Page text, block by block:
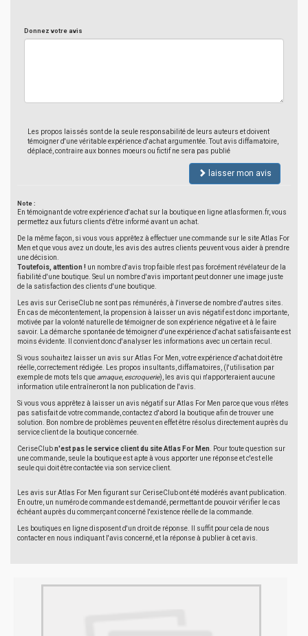
Donnez votre avis
Les propos laissés sont de la seule responsabilité de leurs auteurs et doivent
témoigner d'une véritable expérience d'achat argumentée. Tout avis diffamatoire,
déplacé, contraire aux bonnes moeurs ou fictif ne sera pas publié
laisser mon avis
Note :
En témoignant de votre expérience d'achat sur la boutique en ligne atlasformen.fr, vous
permettez aux futurs clients d'être informé avant un achat.
De la même façon, si vous vous apprêtez à effectuer une commande sur le site Atlas For
Men et que vous avez un doute, les avis des autres clients peuvent vous aider à prendre
une décision.
Toutefois, attention ! un nombre d'avis trop faible n'est pas forcément révélateur de la
fiabilité d'une boutique. Seul un nombre d'avis important peut donner une image juste
de la satisfaction des clients d'une boutique.
Les avis sur CeriseClub ne sont pas rémunérés, à l'inverse de nombre d'autres sites.
En cas de mécontentement, la propension à laisser un avis négatif est donc importante,
motivée par la volonté naturelle de témoigner de son expérience négative et à le faire
savoir. La démarche spontanée de témoigner d'une expérience d'achat satisfaisante est
moins évidente. Il convient donc d'analyser les informations avec un certain recul.
Si vous souhaitez laisser un avis sur Atlas For Men, votre expérience d'achat doit être
réelle, correctement rédigée. Les propos insultants, diffamatoires, (l'utilisation par
exemple de mots tels que arnaque, escroquerie), les avis qui n'apporteraient aucune
information utile entraîneront la non publication de l'avis.
Si vous vous apprêtez à laisser un avis négatif sur Atlas For Men parce que vous n'êtes
pas satisfait de votre commande, contactez d'abord la boutique afin de trouver une
solution. Bon nombre de problèmes peuvent en effet être résolus directement auprès du
service client de la boutique concernée.
CeriseClubn'est pas le service client du site Atlas For Men . Pour toute question sur
une commande, seule la boutique est apte à vous apporter une réponse et c'est elle
seule qui doit être contactée via son service client.
Les avis sur Atlas For Men figurant sur CeriseClub ont été modérés avant publication.
En outre, un numéro de commande est demandé, permettant de pouvoir vérifier le cas
échéant auprès du commerçant concerné l'existence réelle de la commande.
Les boutiques en ligne disposent d'un droit de réponse. Il suffit pour cela de nous
contacter en nous indiquant l'avis concerné, et la réponse à publier à cet avis.